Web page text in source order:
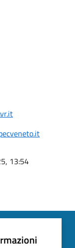
13:54